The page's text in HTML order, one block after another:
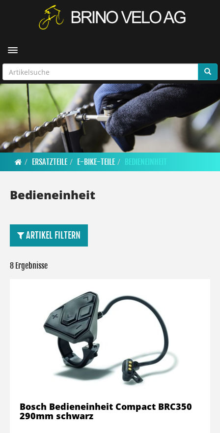
Toggle navigation
ERSATZTEILE E-BIKE-TEILE BEDIENEINHEIT
Bedieneinheit
ARTIKEL FILTERN
8 Ergebnisse
Bosch Bedieneinheit Compact BRC350
290mm schwarz